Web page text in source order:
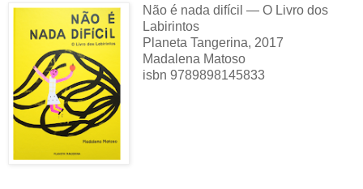
Não é nada difícil — O Livro dos
Labirintos
Planeta Tangerina, 2017
Madalena Matoso
isbn 9789898145833